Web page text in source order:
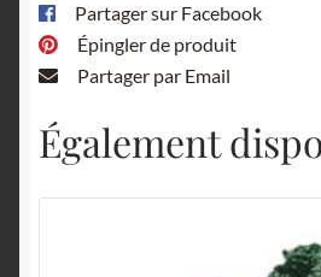
Partager sur Facebook
Épingler de produit
Partager par Email
Également